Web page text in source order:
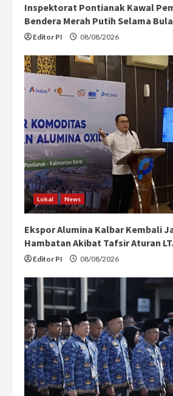
Inspektorat Pontianak Kawal
Bendera Merah Putih Selama
Editor PI 08/08/2026
Lokal News
Ekspor Alumina Kalbar Kembali
Hambatan Akibat Tafsir Aturan
Editor PI 08/08/2026